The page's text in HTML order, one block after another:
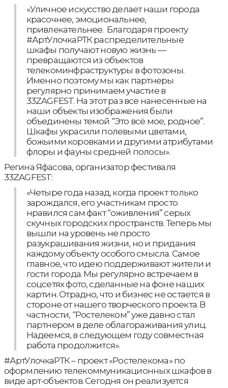
«Уличное искусство делает наши города
красочнее, эмоциональнее,
привлекательнее. Благодаря проекту
#АртУлочкаРТК распределительные
шкафы получают новую жизнь —
превращаются из объектов
телекоминфраструктуры в фотозоны.
Именно поэтому мы как партнеры
регулярно принимаем участие в
33ZAGFEST. На этот раз все нанесенные на
наши объекты изображения были
объединены темой “Это всё мое, родное”.
Шкафы украсили полевыми цветами,
божьими коровками и другими атрибутами
флоры и фауны средней полосы».
Регина Яфасова, организатор фестиваля
33ZAGFEST:
«Четыре года назад, когда проект только
зарождался, его участникам просто
нравился сам факт “оживления” серых
скучных городских пространств. Теперь мы
вышли на уровень не просто
разукрашивания жизни, но и придания
каждому объекту особого смысла. Самое
главное, что идею поддерживают жители и
гости города. Мы регулярно встречаем в
соцсетях фото, сделанные на фоне наших
картин. Отрадно, что и бизнес не остается в
стороне от нашего творческого проекта. В
частности, “Ростелеком” уже давно стал
партнером в деле облагораживания улиц.
Надеемся, в следующем году совместная
работа продолжится».
#АртУлочкаРТК – проект «Ростелекома» по
оформлению телекоммуникационных шкафов в
виде арт-объектов. Сегодня он реализуется